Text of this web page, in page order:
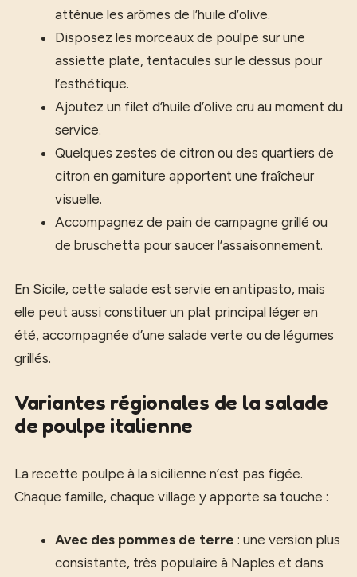
atténue les arômes de l’huile d’olive.
Disposez les morceaux de poulpe sur une
assiette plate, tentacules sur le dessus pour
l’esthétique.
Ajoutez un filet d’huile d’olive cru au moment du
service.
Quelques zestes de citron ou des quartiers de
citron en garniture apportent une fraîcheur
visuelle.
Accompagnez de pain de campagne grillé ou
de bruschetta pour saucer l’assaisonnement.
En Sicile, cette salade est servie en antipasto, mais
elle peut aussi constituer un plat principal léger en
été, accompagnée d’une salade verte ou de légumes
grillés.
Variantes régionales de la salade
de poulpe italienne
La recette poulpe à la sicilienne n’est pas figée.
Chaque famille, chaque village y apporte sa touche :
Avec des pommes de terre : une version plus
consistante, très populaire à Naples et dans